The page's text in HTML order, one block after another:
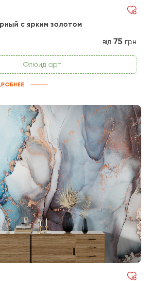
с ярким золотом
від 75 грн
Флюид арт